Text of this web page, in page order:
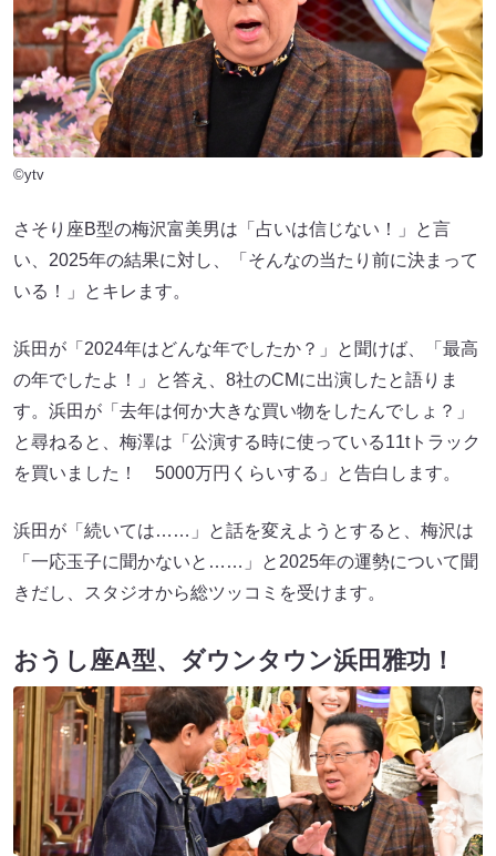
©ytv
さそり座B型の梅沢富美男は「占いは信じない！」と言
い、2025年の結果に対し、「そんなの当たり前に決まって
いる！」とキレます。
浜田が「2024年はどんな年でしたか？」と聞けば、「最高
の年でしたよ！」と答え、8社のCMに出演したと語りま
す。浜田が「去年は何か大きな買い物をしたんでしょ？」
と尋ねると、梅澤は「公演する時に使っている11tトラック
を買いました！ 5000万円くらいする」と告白します。
浜田が「続いては……」と話を変えようとすると、梅沢は
「一応玉子に聞かないと……」と2025年の運勢について聞
きだし、スタジオから総ツッコミを受けます。
おうし座A型、ダウンタウン浜田雅功！